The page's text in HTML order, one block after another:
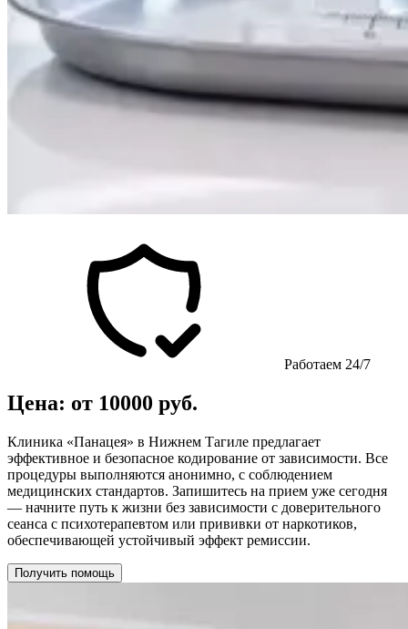
Работаем 24/7
Цена: от 10000 руб.
Клиника «Панацея» в Нижнем Тагиле предлагает
эффективное и безопасное кодирование от зависимости. Все
процедуры выполняются анонимно, с соблюдением
медицинских стандартов. Запишитесь на прием уже сегодня
— начните путь к жизни без зависимости с доверительного
сеанса с психотерапевтом или прививки от наркотиков,
обеспечивающей устойчивый эффект ремиссии.
Получить помощь